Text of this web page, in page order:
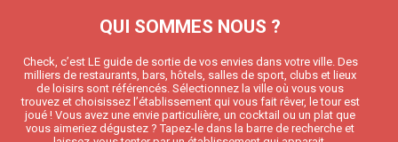
QUI SOMMES NOUS ?
Check, c’est LE guide de sortie de vos envies dans votre ville. Des
milliers de restaurants, bars, hôtels, salles de sport, clubs et lieux
de loisirs sont référencés. Sélectionnez la ville où vous vous
trouvez et choisissez l’établissement qui vous fait rêver, le tour est
joué ! Vous avez une envie particulière, un cocktail ou un plat que
vous aimeriez dégustez ? Tapez-le dans la barre de recherche et